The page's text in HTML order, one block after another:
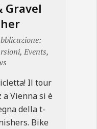
Gravel
, Events,
Il tour
a Vienna si è
della t-
Bike